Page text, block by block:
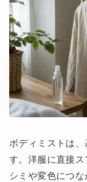
ボディミストは
す。洋服に直接
シミや変色につな